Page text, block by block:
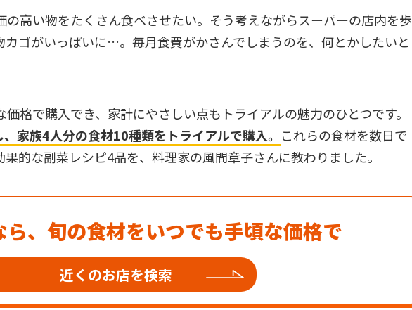
高い物をたくさん食べさせたい。そう考えながらスーパーの店内を歩
カゴがいっぱいに…。毎月食費がかさんでしまうのを、何とかしたいと
格で購入でき、家計にやさしい点もトライアルの魅力のひとつです。
家族4人分の食材10種類をトライアルで購入。 これらの食材を数日で
的な副菜レシピ4品を、料理家の風間章子さんに教わりました。
ら、旬の食材をいつでも手頃な価格で
近くのお店を検索